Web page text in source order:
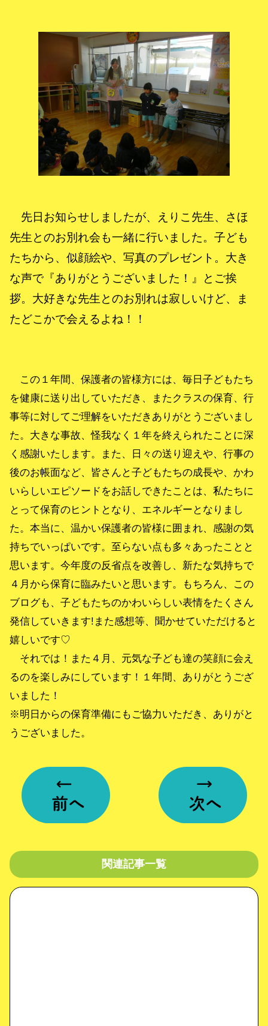
先日お知らせしましたが、えりこ先生、さほ
先生とのお別れ会も一緒に行いました。子ども
たちから、似顔絵や、写真のプレゼント。大き
な声で『ありがとうございました！』とご挨
拶。大好きな先生とのお別れは寂しいけど、ま
たどこかで会えるよね！！
この１年間、保護者の皆様方には、毎日子どもたち
を健康に送り出していただき、またクラスの保育、行
事等に対してご理解をいただきありがとうございまし
た。大きな事故、怪我なく１年を終えられたことに深
く感謝いたします。また、日々の送り迎えや、行事の
後のお帳面など、皆さんと子どもたちの成長や、かわ
いらしいエピソードをお話しできたことは、私たちに
とって保育のヒントとなり、エネルギーとなりまし
た。本当に、温かい保護者の皆様に囲まれ、感謝の気
持ちでいっぱいです。至らない点も多々あったことと
思います。今年度の反省点を改善し、新たな気持ちで
４月から保育に臨みたいと思います。もちろん、この
ブログも、子どもたちのかわいらしい表情をたくさん
発信していきます!また感想等、聞かせていただけると
嬉しいです♡
それでは！また４月、元気な子ども達の笑顔に会え
るのを楽しみにしています！１年間、ありがとうござ
いました！
※明日からの保育準備にもご協力いただき、ありがと
うございました。
関連記事一覧